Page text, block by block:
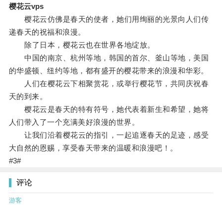
樱花云vps
樱花云仿佛是春天的使者，她们用绚丽的光景向人们传
递春天的祝福和浪漫。
除了日本，樱花云也在世界各地绽放。
中国的南京、杭州等地，韩国的首尔、釜山等地，美国
的华盛顿、纽约等地，都有盛开的樱花带来的浪漫和华彩。
人们在樱花云下相聚赏花，或举行樱花节，共同庆祝春
天的到来。
樱花云是春天的特有符号，她代表着新生和希望，她将
人们带入了一个充满美好浪漫的世界。
让我们沿着樱花云的指引，一起追逐春天的足迹，感受
大自然的恩赐，享受春天带来的温暖和浪漫吧！。
#3#
评论
游客